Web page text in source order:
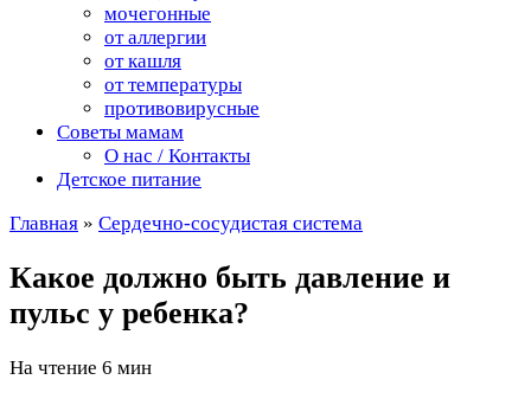
мочегонные
от аллергии
от кашля
от температуры
противовирусные
Советы мамам
О нас / Контакты
Детское питание
Главная » Сердечно-сосудистая система
Какое должно быть давление и
пульс у ребенка?
На чтение 6 мин